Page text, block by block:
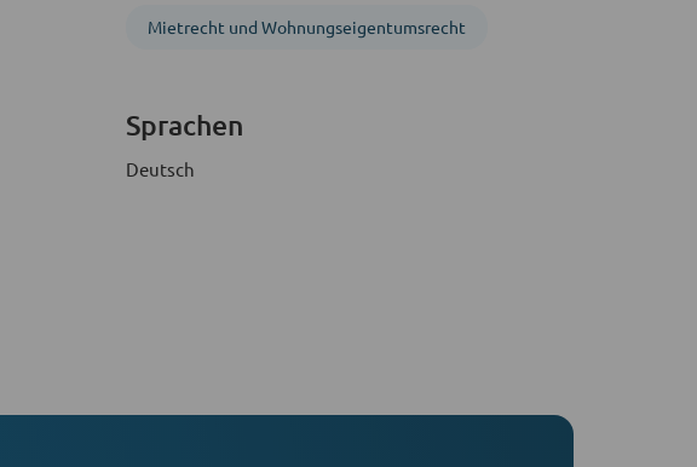
Mietrecht und Wohnungs­eigentumsrecht
Sprachen
Deutsch